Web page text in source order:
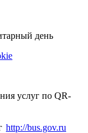
день
услуг по QR-
http://bus.gov.ru